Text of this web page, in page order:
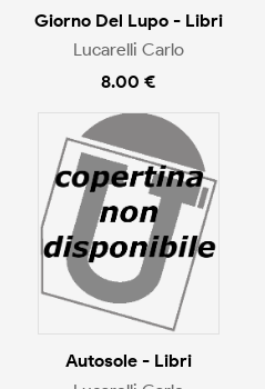
Giorno Del Lupo - Libri
Lucarelli Carlo
8.00 €
Autosole - Libri